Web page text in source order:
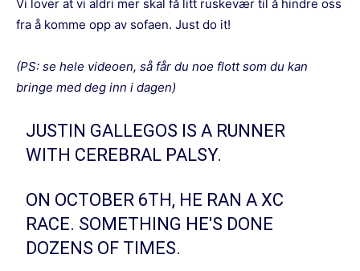
Vi lover at vi aldri mer skal få litt ruskevær til å hindre oss
fra å komme opp av sofaen. Just do it!
(PS: se hele videoen, så får du noe flott som du kan
bringe med deg inn i dagen)
JUSTIN GALLEGOS IS A RUNNER
WITH CEREBRAL PALSY.
ON OCTOBER 6TH, HE RAN A XC
RACE. SOMETHING HE'S DONE
DOZENS OF TIMES.